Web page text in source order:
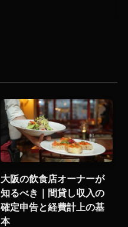
大阪の飲食店オーナーが
知るべき｜間貸し収入の
確定申告と経費計上の基
本